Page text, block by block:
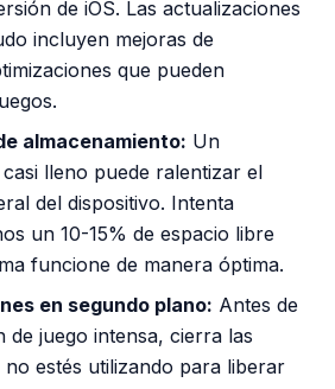
de iOS. Las actualizaciones
incluyen mejoras de
que pueden
almacenamiento: Un
lleno puede ralentizar el
del dispositivo. Intenta
un 10-15% de espacio libre
funcione de manera óptima.
en segundo plano: Antes de
de juego intensa, cierra las
no estés utilizando para liberar